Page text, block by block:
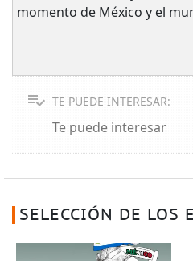
momento de México y el
TE PUEDE INTERESAR:
Te puede interesar
SELECCIÓN DE LOS